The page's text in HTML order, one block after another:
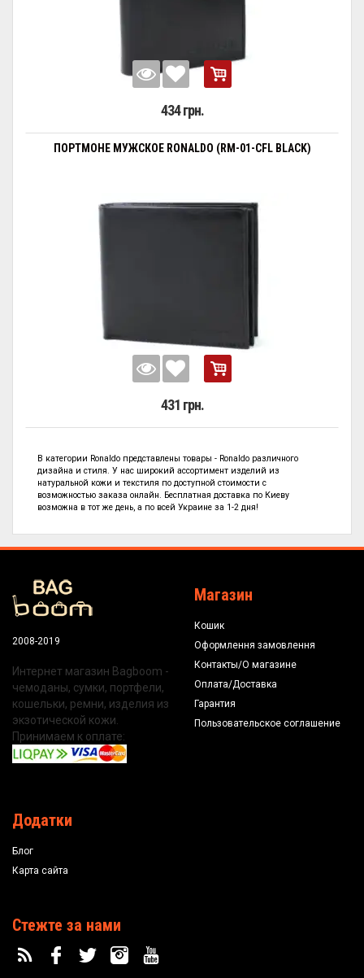
434 грн.
ПОРТМОНЕ МУЖСКОЕ RONALDO (RM-01-CFL BLACK)
431 грн.
В категории Ronaldo представлены товары - Ronaldo различного
дизайна и стиля. У нас широкий ассортимент изделий из
натуральной кожи и текстиля по доступной стоимости с
возможностью заказа онлайн. Бесплатная доставка по Киеву
возможна в тот же день, а по всей Украине за 1-2 дня!
2008-2019
Интернет магазин Bagboom -
чемоданы, сумки, портфели,
кошельки, ремни, изделия из
экзотической кожи.
Принимаем к оплате:
Магазин
Кошик
Оформлення замовлення
Контакты/О магазине
Оплата/Доставка
Гарантия
Пользовательское соглашение
Додатки
Блог
Карта сайта
Стежте за нами